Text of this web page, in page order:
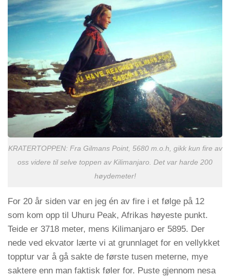
KRATERTOPPEN: Fra Gilmans Point, 5680 m.o.h, gikk kun fire av
oss videre til selve toppen av Kilimanjaro. Det var harde 200
høydemeter!
For 20 år siden var en jeg én av fire i et følge på 12
som kom opp til Uhuru Peak, Afrikas høyeste punkt.
Teide er 3718 meter, mens Kilimanjaro er 5895. Der
nede ved ekvator lærte vi at grunnlaget for en vellykket
topptur var å gå sakte de første tusen meterne, mye
saktere enn man faktisk føler for. Puste gjennom nesa